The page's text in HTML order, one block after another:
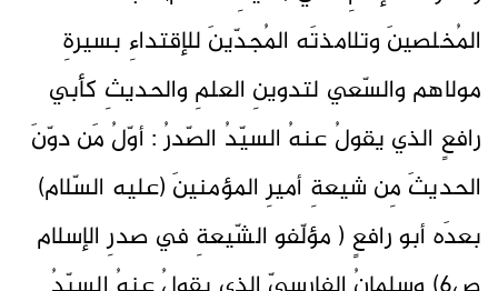
المُخلصينَ وتلامذتَه المُجدّينَ للإقتداءِ بسيرةِ
مولاهم والسّعي لتدوينِ العلمِ والحديثِ كأبي
رافعٍ الذي يقولُ عنهُ السيّدُ الصّدرُ : أوّلُ مَن دوّنَ
الحديثَ مِن شيعةِ أميرِ المؤمنينَ (عليه السّلام)
بعدَه أبو رافعٍ ( مؤلّفو الشّيعةِ في صدرِ الإسلام